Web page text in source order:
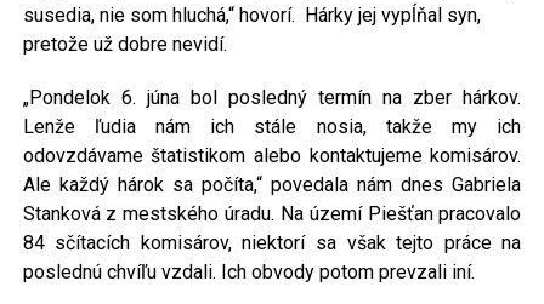
susedia, nie som hluchá,“ hovorí. Hárky jej vypĺňal syn,
pretože už dobre nevidí.
„Pondelok 6. júna bol posledný termín na zber hárkov.
Lenže ľudia nám ich stále nosia, takže my ich
odovzdávame štatistikom alebo kontaktujeme komisárov.
Ale každý hárok sa počíta,“ povedala nám dnes Gabriela
Stanková z mestského úradu. Na území Piešťan pracovalo
84 sčítacích komisárov, niektorí sa však tejto práce na
poslednú chvíľu vzdali. Ich obvody potom prevzali iní.